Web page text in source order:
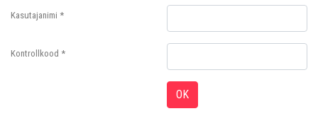
Kasutajanimi *
Kontrollkood *
OK